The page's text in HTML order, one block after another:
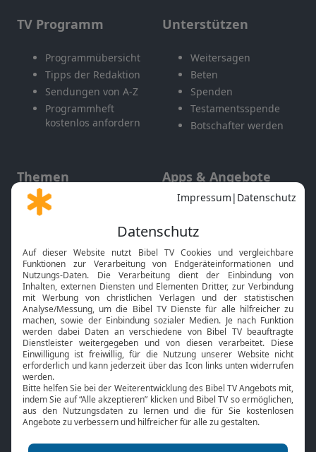
TV Programm
Programmübersicht
Tipps der Redaktion
Sendungen von A-Z
Programmheft
kostenlos anfordern
Unterstützen
Weitersagen
Beten
Spenden
Testamentsspende
Botschafter werden
Themen
Gott und Bibel erklärt
Neuigkeiten
Apps & Angebote
Mobile App
Smart TV
HbbTV
Bibelthek Online-Bibel
Nächster Gottesdienst
Bibel TV
Über uns
Jobs
Mediadaten
Service
Kontakt
TV-Empfang